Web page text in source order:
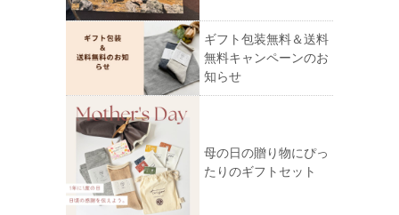
ギフト包装無料＆送料
無料キャンペーンのお
知らせ
母の日の贈り物にぴっ
たりのギフトセット